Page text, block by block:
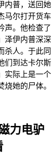
内普，送回她
马尔打开货车
声。他检查了
泽伊内普深深
杀人。于此同
们到达卡尔斯
实际上是一个
她的尸体。
力电驴